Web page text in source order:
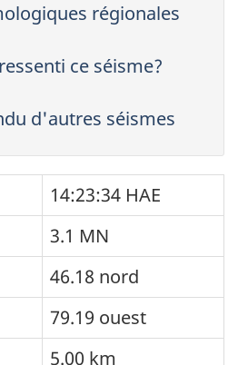
régionales
ce séisme?
d'autres séismes
14:23:34 HAE
3.1 MN
46.18 nord
79.19 ouest
5.00 km